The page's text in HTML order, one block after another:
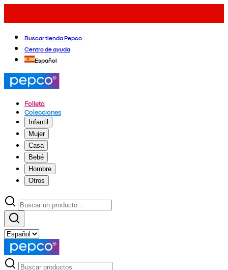
Buscar tienda Pepco
Centro de ayuda
Español
Folleto
Colecciones
Infantil
Mujer
Casa
Bebé
Hombre
Otros